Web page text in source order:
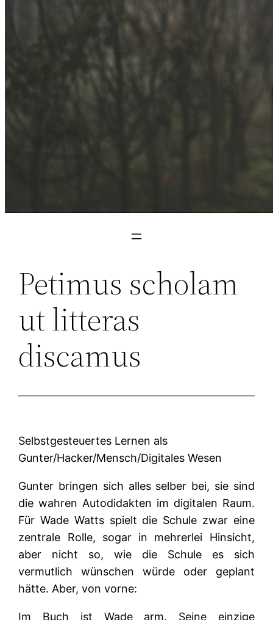
Petimus scholam
ut litteras
discamus
Selbstgesteuertes Lernen als
Gunter/Hacker/Mensch/Digitales Wesen
Gunter bringen sich alles selber bei, sie sind
die wahren Autodidakten im digitalen Raum.
Für Wade Watts spielt die Schule zwar eine
zentrale Rolle, sogar in mehrerlei Hinsicht,
aber nicht so, wie die Schule es sich
vermutlich wünschen würde oder geplant
hätte. Aber, von vorne:
Im Buch ist Wade arm. Seine einzige